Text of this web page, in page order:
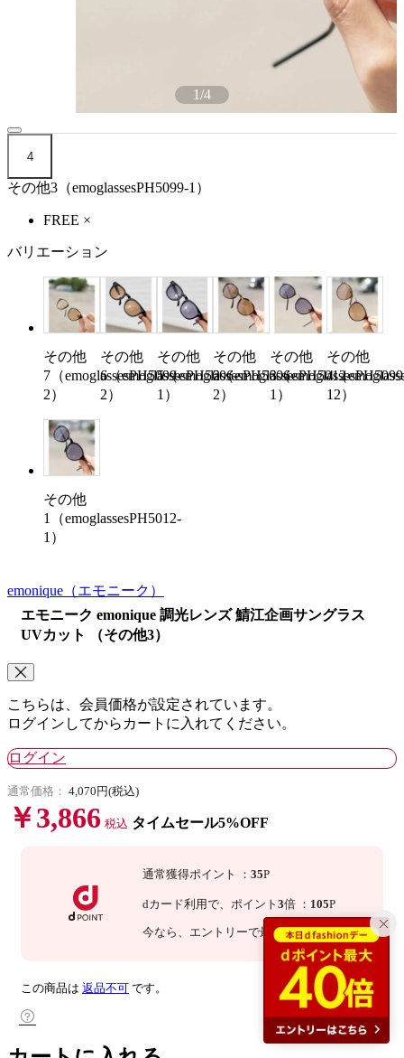
1/4
4
その他3（emoglassesPH5099-1）
FREE ×
バリエーション
その他
7（emoglassesPH5099-
2）
その他
6（emoglassesPH5606-
2）
その他
5（emoglassesPH5606-
1）
その他
2（emoglassesPH5012-
2）
その他
3（
1）
その他
4（
12）
その他
1（emoglassesPH5012-
1）
emonique （エモニーク）
エモニーク emonique 調光レンズ 鯖江企画サングラス
UVカット （その他3）
こちらは、会員価格が設定されています。
ログインしてからカートに入れてください。
ログイン
通常価格： 4,070円(税込)
￥3,866 税込 タイムセール5%OFF
通常獲得ポイント ： 35P
dカード利用で、 ポイント 3倍 ： 105P
今なら 、エントリーで最大 倍！詳細
この商品は 返品不可 です。